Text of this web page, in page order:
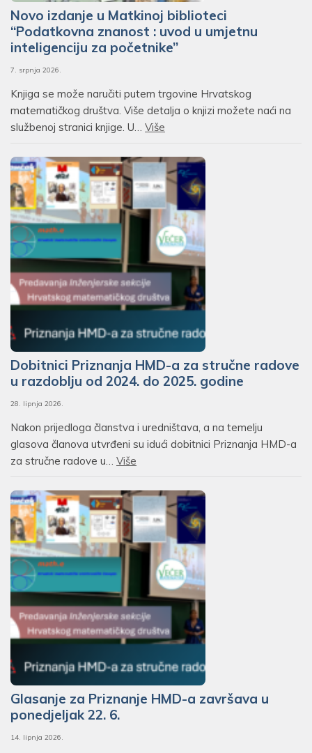
Novo izdanje u Matkinoj biblioteci
“Podatkovna znanost : uvod u umjetnu
inteligenciju za početnike”
7. srpnja 2026.
Knjiga se može naručiti putem trgovine Hrvatskog
matematičkog društva. Više detalja o knjizi možete naći na
službenoj stranici knjige. U… Više
Dobitnici Priznanja HMD-a za stručne radove
u razdoblju od 2024. do 2025. godine
28. lipnja 2026.
Nakon prijedloga članstva i uredništava, a na temelju
glasova članova utvrđeni su idući dobitnici Priznanja HMD-a
za stručne radove u… Više
Glasanje za Priznanje HMD-a završava u
ponedjeljak 22. 6.
14. lipnja 2026.